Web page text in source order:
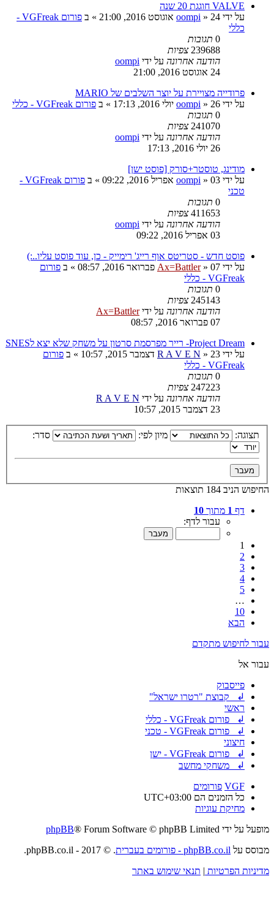
VALVE חוגגת 20 שנה
על ידי
oompi » 24 אוגוסט 2016, 21:00 » ב
פורום VGFreak -
כללי
0 תגובות
239688 צפיות
הודעה אחרונה על ידי oompi
24 אוגוסט 2016, 21:00
פרודייה מצויירת על יוצר השלבים של MARIO
על ידי
oompi » 26 יולי 2016, 17:13 » ב פורום VGFreak - כללי
0 תגובות
241070 צפיות
הודעה אחרונה על ידי oompi
26 יולי 2016, 17:13
מודינג, טוסטר+סורק [פוסט ישן]
על ידי
oompi » 03 אפריל 2016, 09:22 » ב
פורום VGFreak -
טכני
0 תגובות
411653 צפיות
הודעה אחרונה על ידי oompi
03 אפריל 2016, 09:22
פוסט חדש - סטריטס אוף רייג' רימייק - כן, עוד פוסט עליו..:)
על ידי
Ax=Battler» 07 פברואר 2016, 08:57 » ב פורום
VGFreak - כללי
0 תגובות
245143 צפיות
הודעה אחרונה על ידיAx=Battler
07 פברואר 2016, 08:57
Project Dream- רייר מפרסמת סרטון על משחק שלא יצא לSNES
על ידי
R A V E N » 23 דצמבר 2015, 10:57 » ב פורום
VGFreak - כללי
0 תגובות
247223 צפיות
הודעה אחרונה על ידי R A V E N
23 דצמבר 2015, 10:57
תצוגה: מיון לפי: סדר:
החיפוש הניב 184 תוצאות
דף 1 מתוך 10
עבור לדף:
1
2
3
4
5
…
10
הבא
עבור לחיפוש מתקדם
עבור אל
פייסבוק
↲ קבוצת "רטרו ישראל"
ראשי
↲ פורום VGFreak - כללי
↲ פורום VGFreak - טכני
חיצוני
↲ פורום VGFreak - ישן
↲ משחקי מחשב
VGF פורומים
כל הזמנים הם UTC+03:00
מחיקת עוגיות
מופעל על ידי
phpBB® Forum Software © phpBB Limited
מבוסס על phpBB.co.il - פורומים בעברית
. © 2017 - phpBB.co.il.
מדיניות הפרטיות | תנאי שימוש באתר